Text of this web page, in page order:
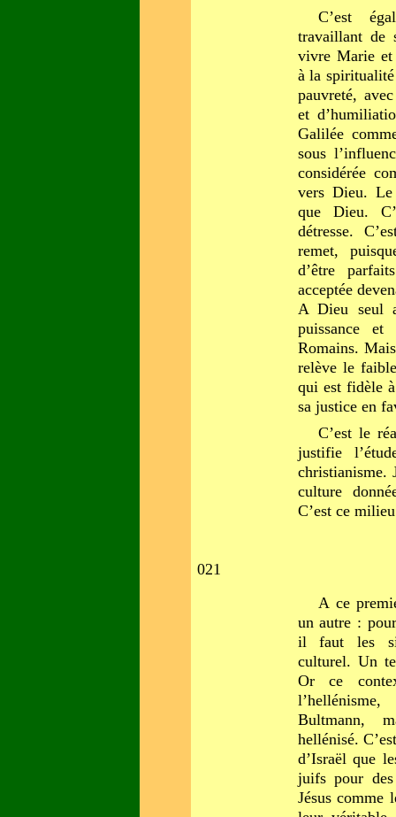
C’est
travaillant de
vivre Marie et
à la
pauvreté,
et
Galilée
sous
considérée
vers Dieu. Le
que Dieu.
détresse.
remet,
d’être
acceptée
A Dieu seul
puissance
Romains.
relève le
qui est fidèle
sa justice en
C’est le
justifie
christianisme.
culture
C’est ce
021
A ce
un autre :
il faut les
culturel. Un
Or ce
Bultmann,
hellénisé.
d’Israël que
juifs pour
Jésus comme